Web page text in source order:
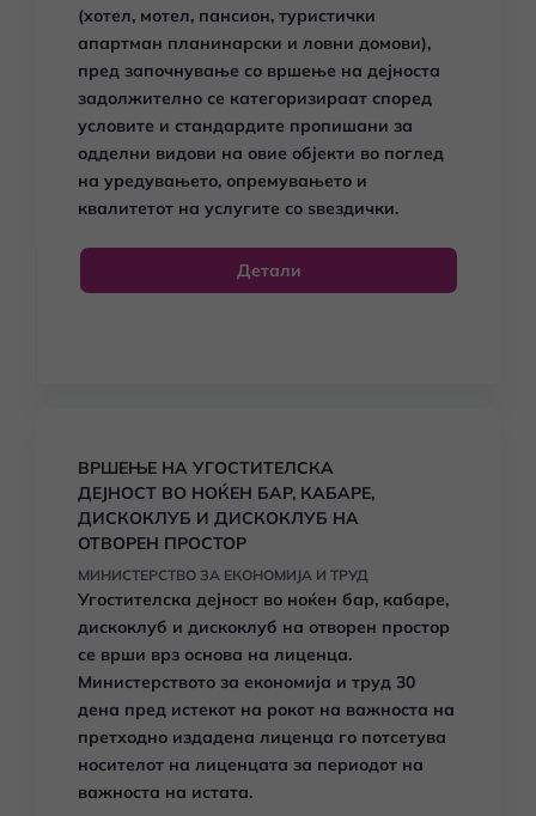
(хотел, мотел, пансион, туристички
апартман планинарски и ловни домови),
пред започнување со вршење на дејноста
задолжително се категоризираат според
условите и стандардите пропишани за
одделни видови на овие објекти во поглед
на уредувањето, опремувањето и
квалитетот на услугите со ѕвездички.
Детали
ВРШЕЊЕ НА УГОСТИТЕЛСКА
ДЕЈНОСТ ВО НОЌЕН БАР, КАБАРЕ,
ДИСКОКЛУБ И ДИСКОКЛУБ НА
ОТВОРЕН ПРОСТОР
МИНИСТЕРСТВО ЗА ЕКОНОМИЈА И ТРУД
Угостителска дејност во ноќен бар, кабаре,
дискоклуб и дискоклуб на отворен простор
се врши врз основа на лиценца.
Министерството за економија и труд 30
дена пред истекот на рокот на важноста на
претходно издадена лиценца го потсетува
носителот на лиценцата за периодот на
важноста на истата.